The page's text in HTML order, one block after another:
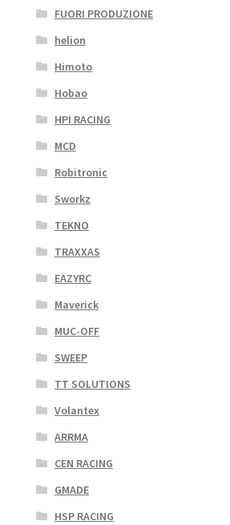
FUORI PRODUZIONE
helion
Himoto
Hobao
HPI RACING
MCD
Robitronic
Sworkz
TEKNO
TRAXXAS
EAZYRC
Maverick
MUC-OFF
SWEEP
TT SOLUTIONS
Volantex
ARRMA
CEN RACING
GMADE
HSP RACING